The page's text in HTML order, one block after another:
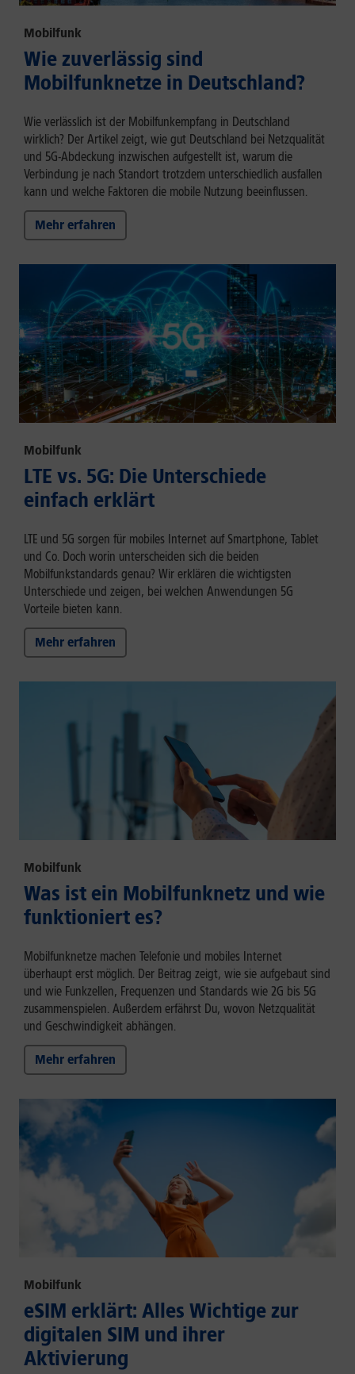
Mobilfunk
Wie zuverlässig sind
Mobilfunknetze in Deutschland?
Wie verlässlich ist der Mobilfunkempfang in Deutschland
wirklich? Der Artikel zeigt, wie gut Deutschland bei Netzqualität
und 5G-Abdeckung inzwischen aufgestellt ist, warum die
Verbindung je nach Standort trotzdem unterschiedlich ausfallen
kann und welche Faktoren die mobile Nutzung beeinflussen.
Mehr erfahren
Mobilfunk
LTE vs. 5G: Die Unterschiede
einfach erklärt
LTE und 5G sorgen für mobiles Internet auf Smartphone, Tablet
und Co. Doch worin unterscheiden sich die beiden
Mobilfunkstandards genau? Wir erklären die wichtigsten
Unterschiede und zeigen, bei welchen Anwendungen 5G
Vorteile bieten kann.
Mehr erfahren
Mobilfunk
Was ist ein Mobilfunknetz und wie
funktioniert es?
Mobilfunknetze machen Telefonie und mobiles Internet
überhaupt erst möglich. Der Beitrag zeigt, wie sie aufgebaut sind
und wie Funkzellen, Frequenzen und Standards wie 2G bis 5G
zusammenspielen. Außerdem erfährst Du, wovon Netzqualität
und Geschwindigkeit abhängen.
Mehr erfahren
Mobilfunk
eSIM erklärt: Alles Wichtige zur
digitalen SIM und ihrer
Aktivierung